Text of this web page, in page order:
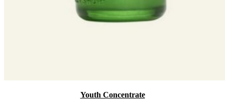
Youth Concentrate